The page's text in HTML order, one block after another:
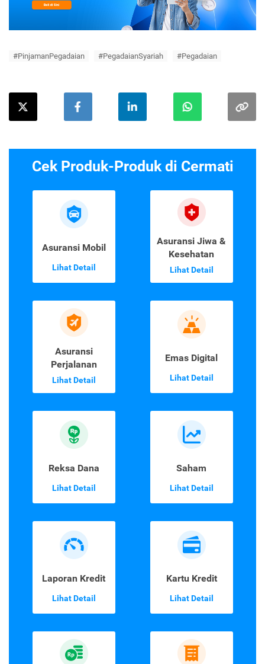
#PinjamanPegadaian #PegadaianSyariah #Pegadaian
Cek Produk-Produk di Cermati
Asuransi Mobil
Lihat Detail
Asuransi Jiwa &
Kesehatan
Lihat Detail
Asuransi
Perjalanan
Lihat Detail
Emas Digital
Lihat Detail
Reksa Dana
Lihat Detail
Saham
Lihat Detail
Laporan Kredit
Lihat Detail
Kartu Kredit
Lihat Detail